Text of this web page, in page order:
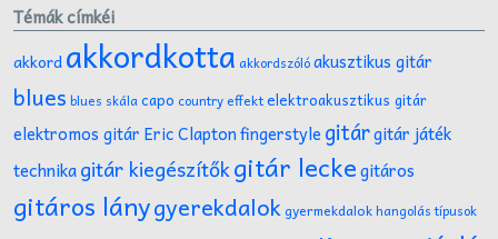
Témák címkéi
akkordakkordkotta akkordszólóakusztikus gitár
blues blues skálacapo country effektelektroakusztikus gitár
elektromos gitár Eric Claptonfingerstyle gitárgitár játék
technikagitár kiegészítőkgitár leckegitáros
gitáros lánygyerekdalokgyermekdalokhangolás típusok